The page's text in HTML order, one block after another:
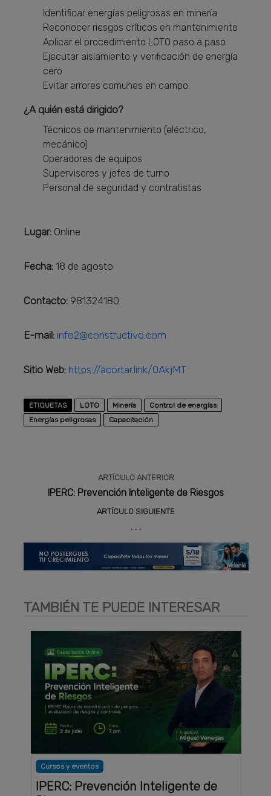
Identificar energías peligrosas en minería
Reconocer riesgos críticos en mantenimiento
Aplicar el procedimiento LOTO paso a paso
Ejecutar aislamiento y verificación de energía
cero
Evitar errores comunes en campo
¿A quién está dirigido?
Técnicos de mantenimiento (eléctrico,
mecánico)
Operadores de equipos
Supervisores y jefes de turno
Personal de seguridad y contratistas
Lugar: Online
Fecha:18 de agosto
Contacto: 981324180
E-mail: info2@constructivo.com
Sitio Web: https://acortar.link/0AkjMT
ETIQUETAS LOTO Minería
Control de energías
Energías peligrosas
Capacitación
ARTÍCULO ANTERIOR
IPERC: Prevención Inteligente de Riesgos
ARTÍCULO SIGUIENTE
. . .
TAMBIÉN TE PUEDE INTERESAR
Cursos y eventos
IPERC: Prevención Inteligente de